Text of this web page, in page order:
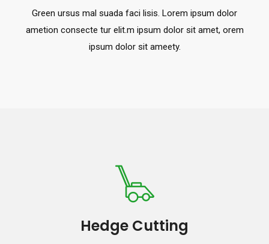
Green ursus mal suada faci lisis. Lorem ipsum dolor
ametion consecte tur elit.m ipsum dolor sit amet, orem
ipsum dolor sit ameety.
Hedge Cutting